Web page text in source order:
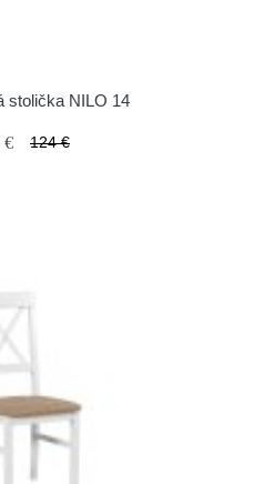
stolička NILO 14
€ 124 €